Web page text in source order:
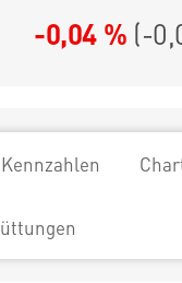
-0,04 % (-